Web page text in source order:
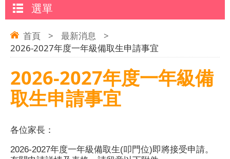
選單
首頁 > 最新消息
>
2026-2027年度一年級備取生申請事宜
2026-2027年度一年級備
取生申請事宜
各位家長：
2026-2027年度一年級備取生(叩門位)即將接受申請。